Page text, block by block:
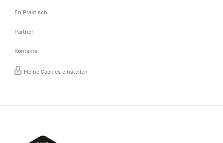
En Praktisch
Partner
Kontakte
Meine Cookies einstellen